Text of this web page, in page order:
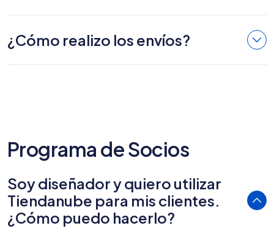
¿Cómo realizo los envíos?
Programa de Socios
Soy diseñador y quiero utilizar
Tiendanube para mis clientes.
¿Cómo puedo hacerlo?